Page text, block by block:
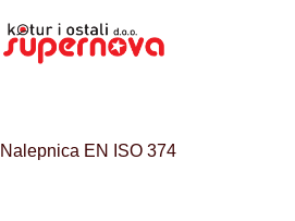
to
content
Nalepnica EN ISO 374